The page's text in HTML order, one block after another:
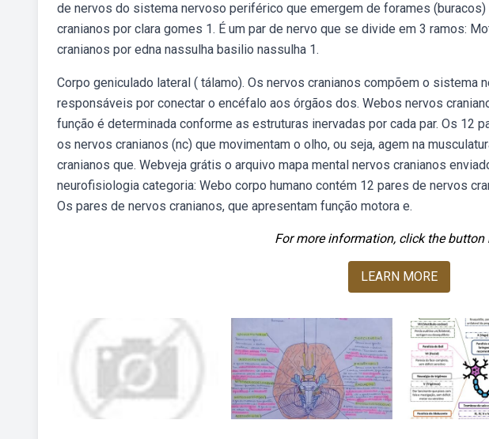
de nervos do sistema nervoso periférico que emergem de forames
cranianos por clara gomes 1. É um par de nervo que se divide em 3 ramos:
cranianos por edna nassulha basilio nassulha 1.
Corpo geniculado lateral ( tálamo). Os nervos cranianos compõem o sistema
responsáveis por conectar o encéfalo aos órgãos dos. Webos nervos
função é determinada conforme as estruturas inervadas por cada par. Os 12
os nervos cranianos (nc) que movimentam o olho, ou seja, agem na
cranianos que. Webveja grátis o arquivo mapa mental nervos cranianos
neurofisiologia categoria: Webo corpo humano contém 12 pares de nervos
Os pares de nervos cranianos, que apresentam função motora e.
For more information, click the button
LEARN MORE